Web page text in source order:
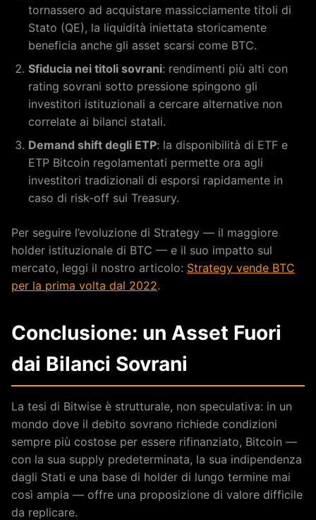
tornassero ad acquistare massicciamente titoli di
Stato (QE), la liquidità iniettata storicamente
beneficia anche gli asset scarsi come BTC.
Sfiducia nei titoli sovrani: rendimenti più alti con
rating sovrani sotto pressione spingono gli
investitori istituzionali a cercare alternative non
correlate ai bilanci statali.
Demand shift degli ETP: la disponibilità di ETF e
ETP Bitcoin regolamentati permette ora agli
investitori tradizionali di esporsi rapidamente in
caso di risk-off sui Treasury.
Per seguire l’evoluzione di Strategy — il maggiore
holder istituzionale di BTC — e il suo impatto sul
mercato, leggi il nostro articolo: Strategy vende BTC
per la prima volta dal 2022.
Conclusione: un Asset Fuori
dai Bilanci Sovrani
La tesi di Bitwise è strutturale, non speculativa: in un
mondo dove il debito sovrano richiede condizioni
sempre più costose per essere rifinanziato, Bitcoin —
con la sua supply predeterminata, la sua indipendenza
dagli Stati e una base di holder di lungo termine mai
così ampia — offre una proposizione di valore difficile
da replicare.